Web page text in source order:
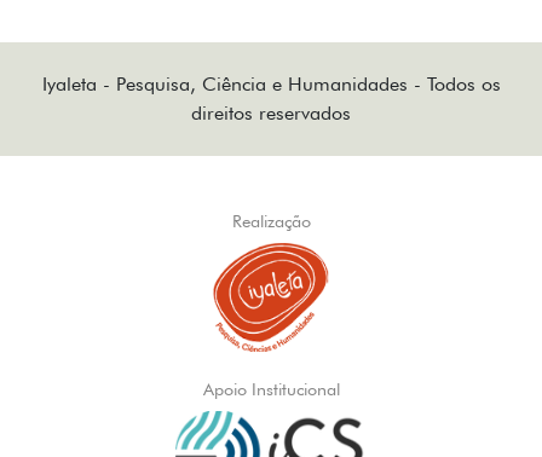
Iyaleta - Pesquisa, Ciência e Humanidades - Todos os
direitos reservados
Realização
Apoio Institucional